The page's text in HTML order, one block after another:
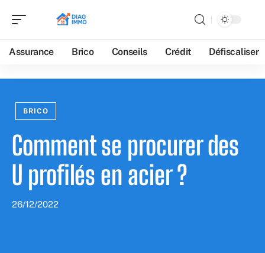
Assurance Brico Conseils Crédit Défiscaliser
BRICO
Comment se procurer des
U profilés en acier ?
26/12/2022